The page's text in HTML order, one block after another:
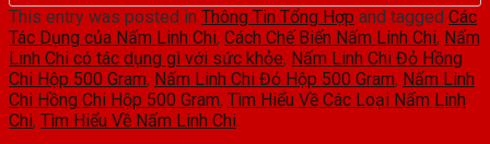
This entry was posted in Thông Tin Tổng Hợp and tagged Các
Tác Dụng của Nấm Linh Chi, Cách Chế Biến Nấm Linh Chi, Nấm
Linh Chi có tác dụng gì với sức khỏe, Nấm Linh Chi Đỏ Hồng
Chi Hộp 500 Gram, Nấm Linh Chi Đỏ Hộp 500 Gram, Nấm Linh
Chi Hồng Chi Hộp 500 Gram, Tìm Hiểu Về Các Loại Nấm Linh
Chi, Tìm Hiểu Về Nấm Linh Chi.